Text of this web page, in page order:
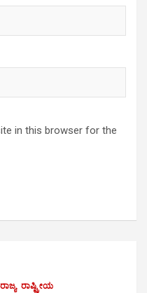
in this browser for the
ರಾಜ್ಯ ರಾಷ್ಟ್ರೀಯ